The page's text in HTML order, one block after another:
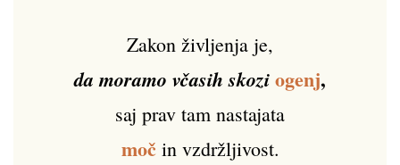
Zakon življenja je,
da moramo včasih skoziogenj,
saj prav tam nastajata
močin vzdržljivost.